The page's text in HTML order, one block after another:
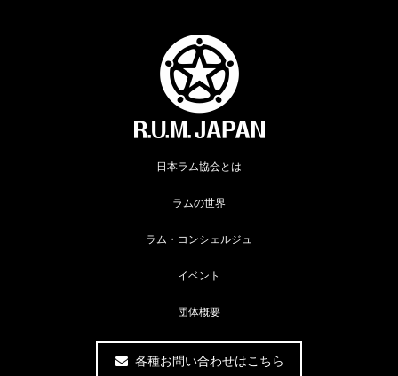
日本ラム協会とは
ラムの世界
ラム・コンシェルジュ
イベント
団体概要
各種お問い合わせはこちら